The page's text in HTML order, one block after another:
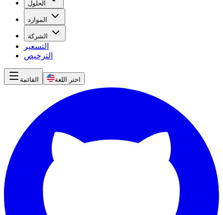
الحلول
الموارد
الشركة
التسعير
الترخيص
القائمة اختر اللغة